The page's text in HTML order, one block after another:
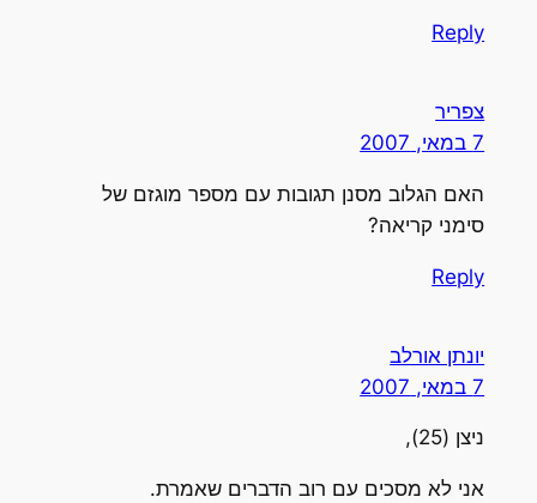
Reply
צפריר
האם הגלוב מסנן תגובות עם מספר מוגזם של
סימני קריאה?
Reply
יונתן אורלב
ניצן (25),
אני לא מסכים עם רוב הדברים שאמרת.